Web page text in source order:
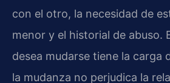
con el otro, la necesidad de
menor y el historial de abuso.
desea mudarse tiene la carga
la mudanza no perjudica la